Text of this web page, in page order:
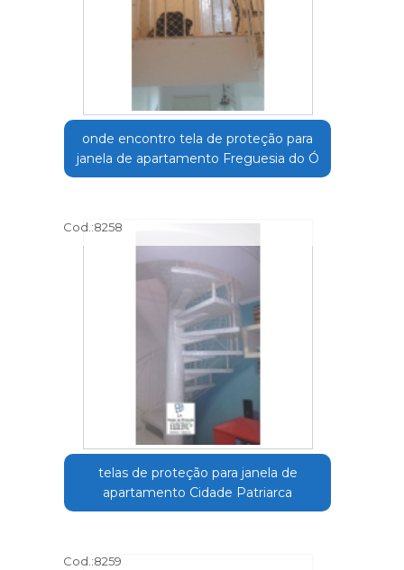
onde encontro tela de proteção para
janela de apartamento Freguesia do Ó
Cod.:8258
telas de proteção para janela de
apartamento Cidade Patriarca
Cod.:8259